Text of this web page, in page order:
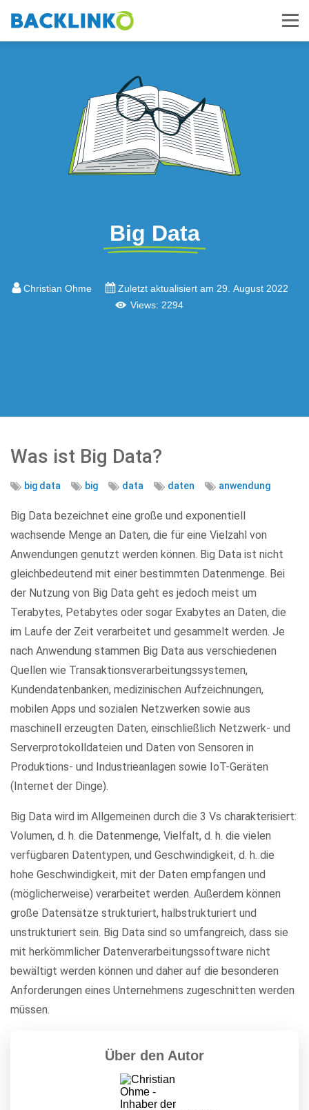
Big Data
Christian Ohme
Zuletzt aktualisiert am 29. August 2022
Views: 2294
Was ist Big Data?
big data big data daten anwendung
Big Data bezeichnet eine große und exponentiell
wachsende Menge an Daten, die für eine Vielzahl von
Anwendungen genutzt werden können. Big Data ist nicht
gleichbedeutend mit einer bestimmten Datenmenge. Bei
der Nutzung von Big Data geht es jedoch meist um
Terabytes, Petabytes oder sogar Exabytes an Daten, die
im Laufe der Zeit verarbeitet und gesammelt werden. Je
nach Anwendung stammen Big Data aus verschiedenen
Quellen wie Transaktionsverarbeitungssystemen,
Kundendatenbanken, medizinischen Aufzeichnungen,
mobilen Apps und sozialen Netzwerken sowie aus
maschinell erzeugten Daten, einschließlich Netzwerk- und
Serverprotokolldateien und Daten von Sensoren in
Produktions- und Industrieanlagen sowie IoT-Geräten
(Internet der Dinge).
Big Data wird im Allgemeinen durch die 3 Vs charakterisiert:
Volumen, d. h. die Datenmenge, Vielfalt, d. h. die vielen
verfügbaren Datentypen, und Geschwindigkeit, d. h. die
hohe Geschwindigkeit, mit der Daten empfangen und
(möglicherweise) verarbeitet werden. Außerdem können
große Datensätze strukturiert, halbstrukturiert und
unstrukturiert sein. Big Data sind so umfangreich, dass sie
mit herkömmlicher Datenverarbeitungssoftware nicht
bewältigt werden können und daher auf die besonderen
Anforderungen eines Unternehmens zugeschnitten werden
müssen.
Über den Autor